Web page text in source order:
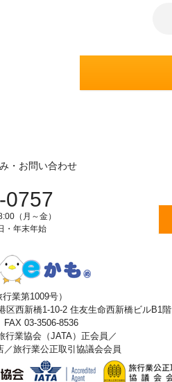
・お問い合わせ
0757
（月～金）
・年末年始
業第1009号）
区西新橋1-10-2 住友生命西新橋ビルB1階
03-3506-8536
行業協会（JATA）正会員／
／旅行業公正取引協議会会員